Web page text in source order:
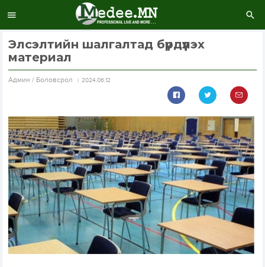
Элсэлтийн шалгалтад бүрдүүлэх
материал
Aдмин / Боловсрол 2024.06.12